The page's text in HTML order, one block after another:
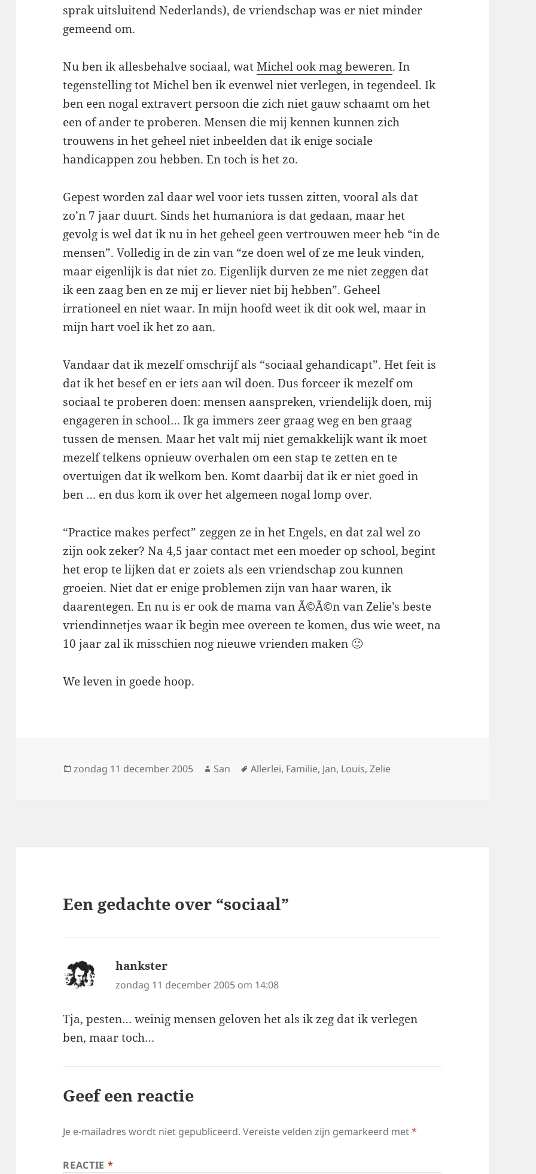
sprak uitsluitend Nederlands), de vriendschap was er niet minder
gemeend om.
Nu ben ik allesbehalve sociaal, watMichel ook mag beweren. In
tegenstelling tot Michel ben ik evenwel niet verlegen, in tegendeel. Ik
ben een nogal extravert persoon die zich niet gauw schaamt om het
een of ander te proberen. Mensen die mij kennen kunnen zich
trouwens in het geheel niet inbeelden dat ik enige sociale
handicappen zou hebben. En toch is het zo.
Gepest worden zal daar wel voor iets tussen zitten, vooral als dat
zo’n 7 jaar duurt. Sinds het humaniora is dat gedaan, maar het
gevolg is wel dat ik nu in het geheel geen vertrouwen meer heb “in de
mensen”. Volledig in de zin van “ze doen wel of ze me leuk vinden,
maar eigenlijk is dat niet zo. Eigenlijk durven ze me niet zeggen dat
ik een zaag ben en ze mij er liever niet bij hebben”. Geheel
irrationeel en niet waar. In mijn hoofd weet ik dit ook wel, maar in
mijn hart voel ik het zo aan.
Vandaar dat ik mezelf omschrijf als “sociaal gehandicapt”. Het feit is
dat ik het besef en er iets aan wil doen. Dus forceer ik mezelf om
sociaal te proberen doen: mensen aanspreken, vriendelijk doen, mij
engageren in school… Ik ga immers zeer graag weg en ben graag
tussen de mensen. Maar het valt mij niet gemakkelijk want ik moet
mezelf telkens opnieuw overhalen om een stap te zetten en te
overtuigen dat ik welkom ben. Komt daarbij dat ik er niet goed in
ben … en dus kom ik over het algemeen nogal lomp over.
“Practice makes perfect” zeggen ze in het Engels, en dat zal wel zo
zijn ook zeker? Na 4,5 jaar contact met een moeder op school, begint
het erop te lijken dat er zoiets als een vriendschap zou kunnen
groeien. Niet dat er enige problemen zijn van haar waren, ik
daarentegen. En nu is er ook de mama van Ã©Ã©n van Zelie’s beste
vriendinnetjes waar ik begin mee overeen te komen, dus wie weet, na
10 jaar zal ik misschien nog nieuwe vrienden maken 🙂
We leven in goede hoop.
Geplaatst
zondag 11 december 2005 Auteur
San Tags
Allerlei, Familie, Jan, Louis,Zelie
Een gedachte over “sociaal”
hankster
zondag 11 december 2005 om 14:08
Tja, pesten… weinig mensen geloven het als ik zeg dat ik verlegen
ben, maar toch…
Geef een reactie
Je e-mailadres wordt niet gepubliceerd. Vereiste velden zijn gemarkeerd met*
REACTIE *